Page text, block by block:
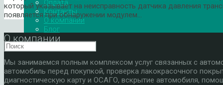
Оплата
Контакты
О компании
Блог
который указывает на неисправность датчика давления
появляется при обнаружении модулем…
О компании
Мы занимаемся полным комплексом услуг связанных с
автомобиль перед покупкой, проверка лакокрасочного
диагностическую карту и ОСАГО, вскрытие автомобиля,